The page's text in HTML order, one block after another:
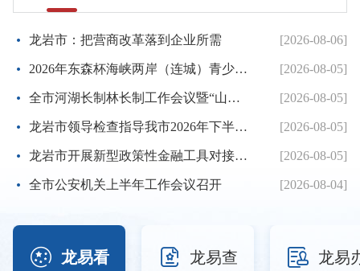
[2026-08-06]
龙岩市：把营商改革落到企业所需
[2026-08-05]
2026年东森杯海峡两岸（连城）青少年棒球邀请赛暨第七届海峡...
[2026-08-05]
全市河湖长制林长制工作会议暨“山水龙岩”生态品牌建设推进...
[2026-08-05]
龙岩市领导检查指导我市2026年下半年征兵体检工作
[2026-08-05]
龙岩市开展新型政策性金融工具对接服务工作
[2026-08-04]
全市公安机关上半年工作会议召开
 龙易看  龙易查  龙易